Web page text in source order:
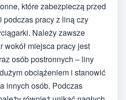
które zabezpieczą przed
pracy z liną czy
Należy zawsze
wokół miejsca pracy jest
osób postronnych – liny
obciążeniem i stanowić
innych osób. Podczas